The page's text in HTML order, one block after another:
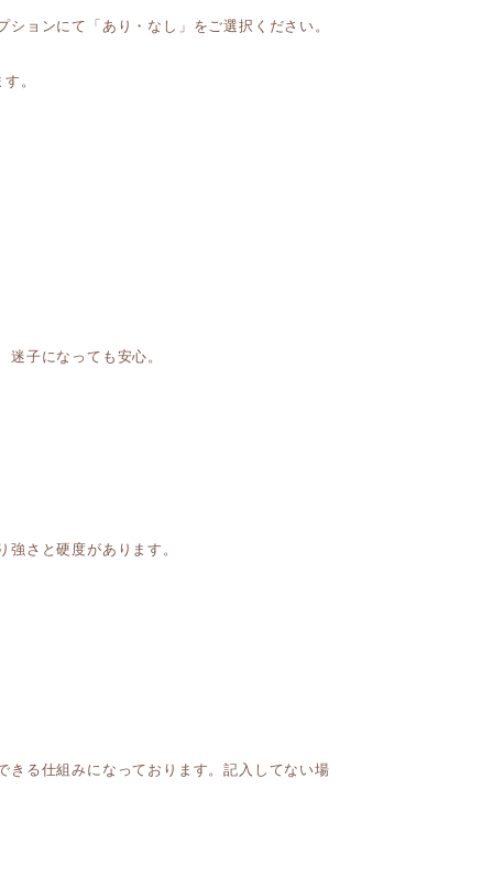
ョンにて「あり・なし」をご選択ください。
。
子になっても安心。
さと硬度があります。
きる仕組みになっております。記入してない場